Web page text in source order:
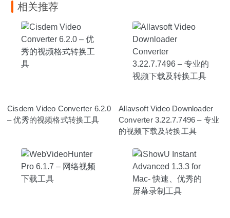
相关推荐
Cisdem Video Converter 6.2.0
– 优秀的视频格式转换工具
Allavsoft Video Downloader
Converter 3.22.7.7496 – 专业
的视频下载及转换工具